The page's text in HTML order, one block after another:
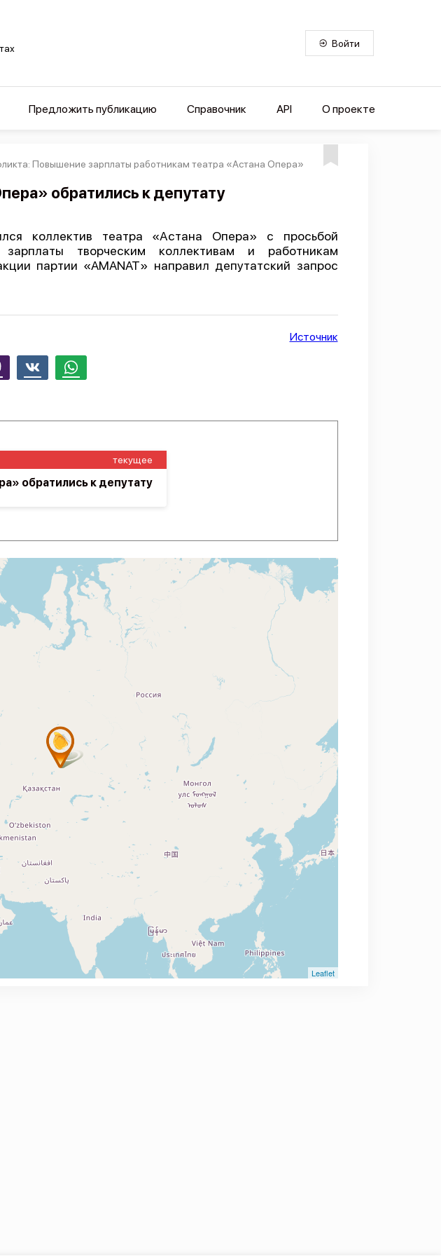
Войти
Предложить публикацию Справочник API О проекте
Повышение зарплаты работникам театра «Астана Опера»
обратились к депутату
коллектив театра «Астана Опера» с просьбой
творческим коллективам и работникам
партии «AMANAT» направил депутатский запрос
Whatsapp
Источник
текущее
обратились к депутату
Leaflet